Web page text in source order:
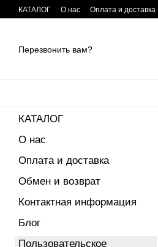
Перейти к основному контенту
КАТАЛОГ О нас Оплата и доставка
Перезвонить вам?
КАТАЛОГ
О нас
Оплата и доставка
Обмен и возврат
Контактная информация
Блог
Пользовательское